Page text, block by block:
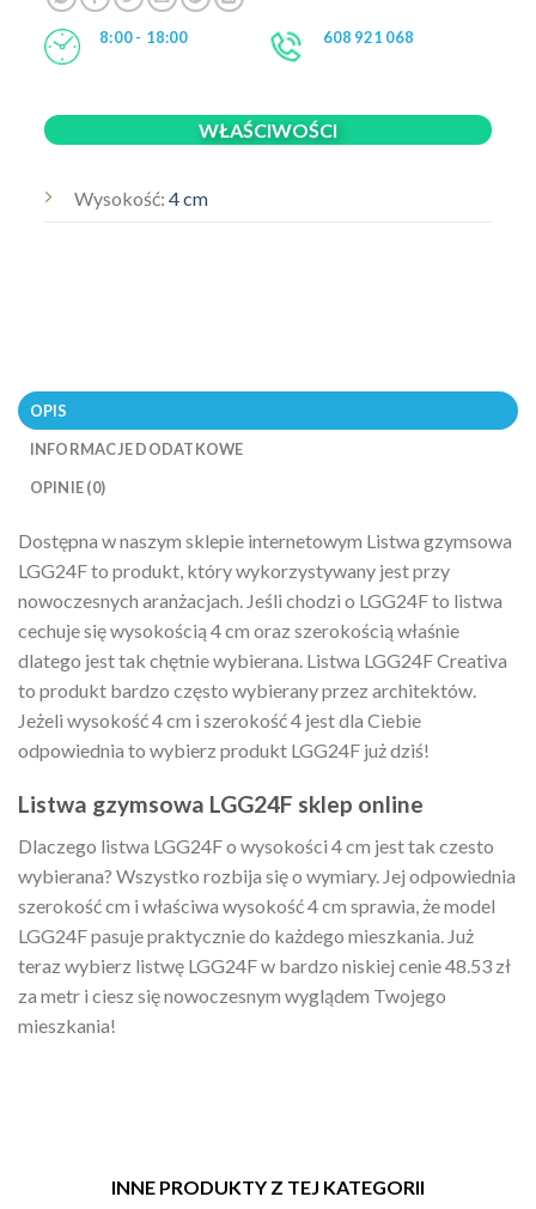
8:00 - 18:00 608 921 068
WŁAŚCIWOŚCI
Wysokość:4 cm
OPIS
INFORMACJE DODATKOWE
OPINIE (0)
Dostępna w naszym sklepie internetowym Listwa gzymsowa
LGG24F to produkt, który wykorzystywany jest przy
nowoczesnych aranżacjach. Jeśli chodzi o LGG24F to listwa
cechuje się wysokością 4 cm oraz szerokością właśnie
dlatego jest tak chętnie wybierana. Listwa LGG24F Creativa
to produkt bardzo często wybierany przez architektów.
Jeżeli wysokość 4 cm i szerokość 4 jest dla Ciebie
odpowiednia to wybierz produkt LGG24F już dziś!
Listwa gzymsowa LGG24F sklep online
Dlaczego listwa LGG24F o wysokości 4 cm jest tak czesto
wybierana? Wszystko rozbija się o wymiary. Jej odpowiednia
szerokość cm i właściwa wysokość 4 cm sprawia, że model
LGG24F pasuje praktycznie do każdego mieszkania. Już
teraz wybierz listwę LGG24F w bardzo niskiej cenie 48.53 zł
za metr i ciesz się nowoczesnym wyglądem Twojego
mieszkania!
INNE PRODUKTY Z TEJ KATEGORII